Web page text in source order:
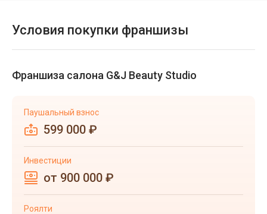
Условия покупки франшизы
Франшиза салона G&J Beauty Studio
Паушальный взнос
599 000 ₽
Инвестиции
от 900 000 ₽
Роялти